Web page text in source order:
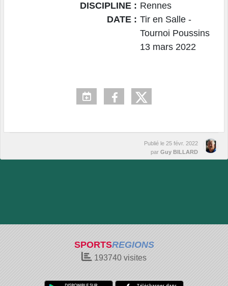
DISCIPLINE :
DATE :
Rennes
Tir en Salle -
Tournoi Poussins
13 mars 2022
Publié le 25 févr. 2022
par Guy BILLARD
SPORTSREGIONS
193740 visites